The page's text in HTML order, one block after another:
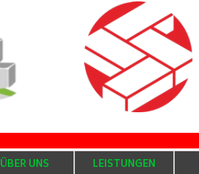
ÜBER UNS LEISTUNGEN